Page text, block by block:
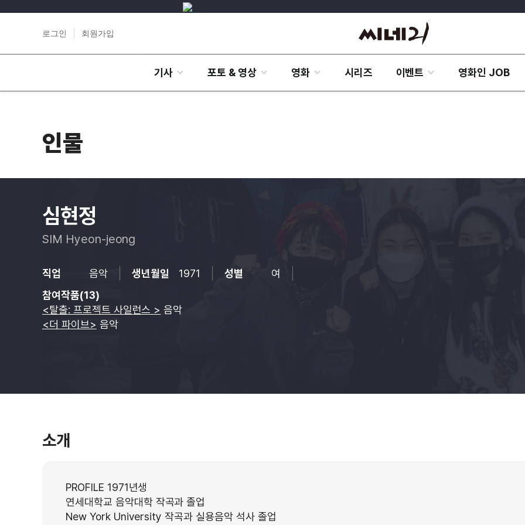
로그인 회원가입
기사 포토 & 영상 영화 시리즈 이벤트 영화인 JOB
인물
심현정
SIM Hyeon-jeong
직업 음악 생년월일 1971 성별
여
참여작품(13)
<탈출: 프로젝트 사일런스 > 음악
<더 파이브> 음악
소개
PROFILE 1971년생
연세대학교 음악대학 작곡과 졸업
New York University 작곡과 실용음악 석사 졸업